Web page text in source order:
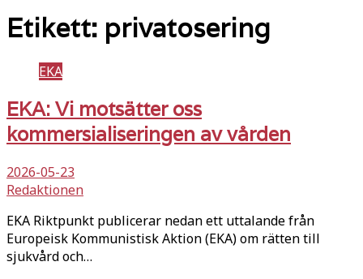
Etikett: privatosering
EKA
EKA: Vi motsätter oss
kommersialiseringen av vården
2026-05-23
Redaktionen
EKA Riktpunkt publicerar nedan ett uttalande från
Europeisk Kommunistisk Aktion (EKA) om rätten till
sjukvård och…